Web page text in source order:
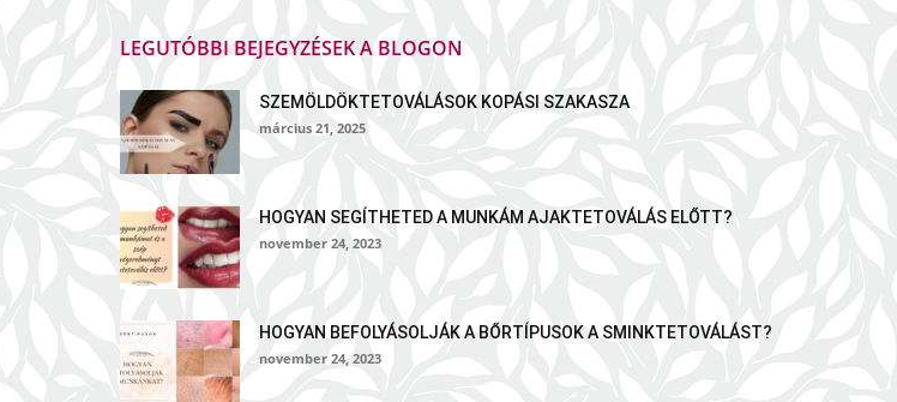
LEGUTÓBBI BEJEGYZÉSEK A BLOGON
SZEMÖLDÖKTETOVÁLÁSOK KOPÁSI SZAKASZA
március 21, 2025
HOGYAN SEGÍTHETED A MUNKÁM AJAKTETOVÁLÁS ELŐTT?
november 24, 2023
HOGYAN BEFOLYÁSOLJÁK A BŐRTÍPUSOK A SMINKTETOVÁLÁST?
november 24, 2023